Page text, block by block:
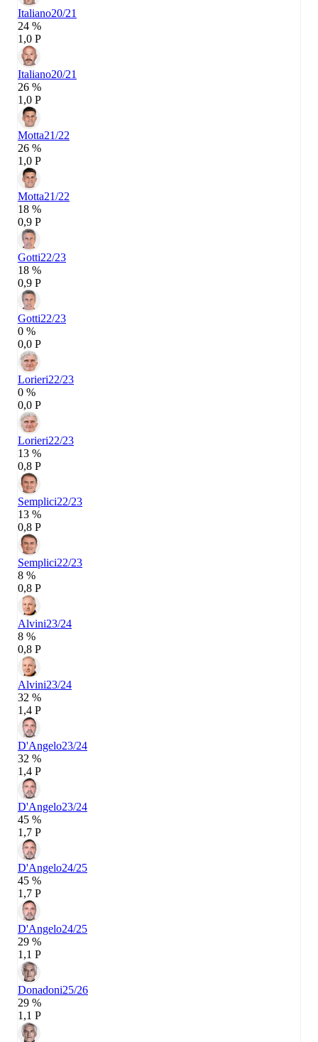
Italiano20/21
24 %
1,0 P
Italiano20/21
26 %
1,0 P
Motta21/22
26 %
1,0 P
Motta21/22
18 %
0,9 P
Gotti22/23
18 %
0,9 P
Gotti22/23
0 %
0,0 P
Lorieri22/23
0 %
0,0 P
Lorieri22/23
13 %
0,8 P
Semplici22/23
13 %
0,8 P
Semplici22/23
8 %
0,8 P
Alvini23/24
8 %
0,8 P
Alvini23/24
32 %
1,4 P
D'Angelo23/24
32 %
1,4 P
D'Angelo23/24
45 %
1,7 P
D'Angelo24/25
45 %
1,7 P
D'Angelo24/25
29 %
1,1 P
Donadoni25/26
29 %
1,1 P